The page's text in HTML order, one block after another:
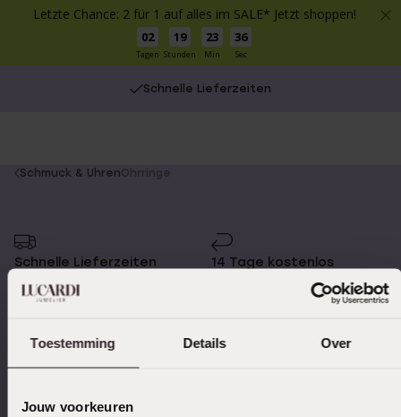
Letzte Chance: 2 für 1 auf alles im SALE* Jetzt shoppen!
02
Tagen
19
Stunden
23
Min
36
Sec
Toestemming Details Over
Jouw voorkeuren
Schnelle Lieferzeiten
You
Schmuck & UhrenOhrringe
Schnelle Lieferzeiten
14 Tage kostenlos